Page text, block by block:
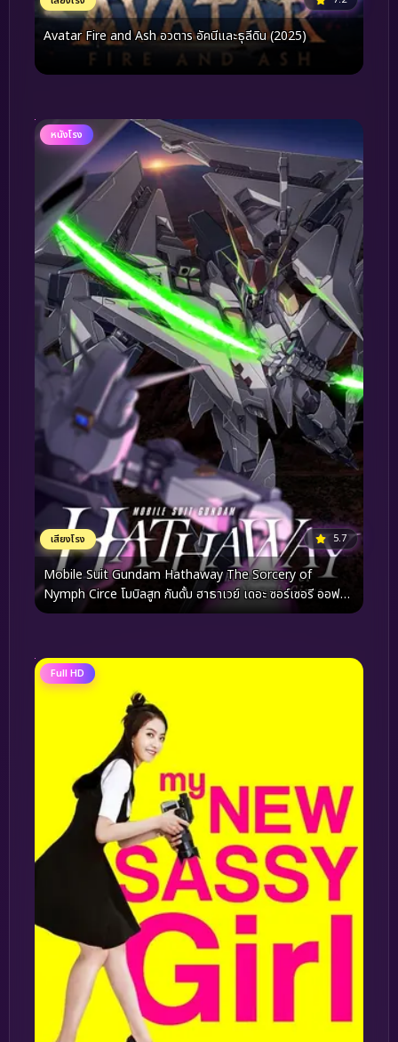
Avatar Fire and Ash อวตาร อัคนีและธุลีดิน (2025)
หนังโรง
เสียงโรง 5.7
Mobile Suit Gundam Hathaway The Sorcery of
Nymph Circe โมบิลสูท กันดั้ม ฮาธาเวย์ เดอะ ซอร์เซอรี ออฟ
นิมฟ์ เซอร์ซี (2026)
Full HD